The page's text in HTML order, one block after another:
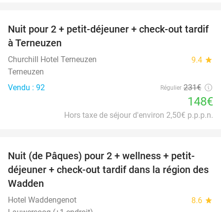
36%
Nuit pour 2 + petit-déjeuner + check-out tardif
à Terneuzen
Churchill Hotel Terneuzen 9.4 star
Terneuzen
Vendu : 92
Régulier 231€
148€
Hors taxe de séjour d'environ 2,50€ p.p.p.n.
66%
Nuit (de Pâques) pour 2 + wellness + petit-
déjeuner + check-out tardif dans la région des
Wadden
Hotel Waddengenot 8.6 star